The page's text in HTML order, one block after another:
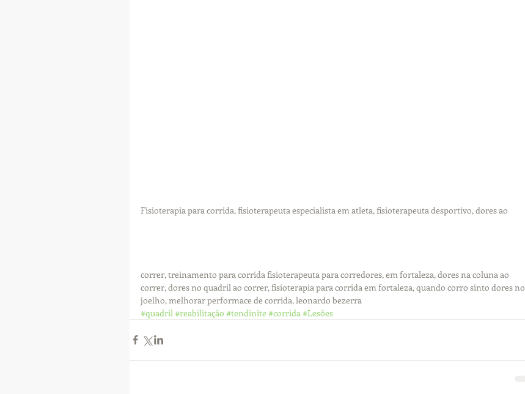
Fisioterapia para corrida, fisioterapeuta especialista em atleta, fisioterapeuta desportivo, dores ao
correr, treinamento para corrida fisioterapeuta para corredores, em fortaleza, dores na coluna ao
correr, dores no quadril ao correr, fisioterapia para corrida em fortaleza, quando corro sinto dores no
joelho, melhorar performace de corrida, leonardo bezerra
#quadril #reabilitação #tendinite#corrida #Lesões